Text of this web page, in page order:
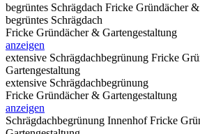
begrüntes Schrägdach Fricke Gründächer
begrüntes Schrägdach
Fricke Gründächer & Gartengestaltung
anzeigen
extensive Schrägdachbegrünung Fricke
Gartengestaltung
extensive Schrägdachbegrünung
Fricke Gründächer & Gartengestaltung
anzeigen
Schrägdachbegrünung InnenhofFricke